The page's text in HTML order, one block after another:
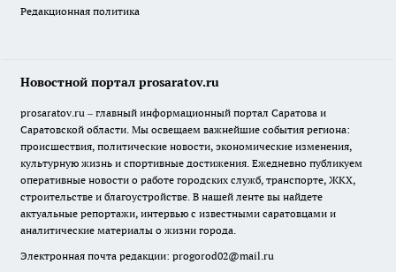
Редакционная политика
Новостной портал prosaratov.ru
prosaratov.ru – главный информационный портал Саратова и
Саратовской области. Мы освещаем важнейшие события региона:
происшествия, политические новости, экономические изменения,
культурную жизнь и спортивные достижения. Ежедневно публикуем
оперативные новости о работе городских служб, транспорте, ЖКХ,
строительстве и благоустройстве. В нашей ленте вы найдете
актуальные репортажи, интервью с известными саратовцами и
аналитические материалы о жизни города.
Электронная почта редакции: progorod02@mail.ru